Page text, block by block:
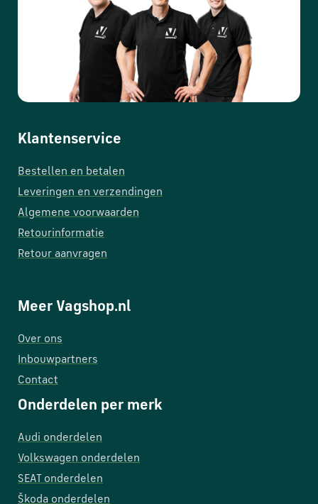
Klantenservice
Bestellen en betalen
Leveringen en verzendingen
Algemene voorwaarden
Retourinformatie
Retour aanvragen
Meer Vagshop.nl
Over ons
Inbouwpartners
Contact
Onderdelen per merk
Audi onderdelen
Volkswagen onderdelen
SEAT onderdelen
Škoda onderdelen